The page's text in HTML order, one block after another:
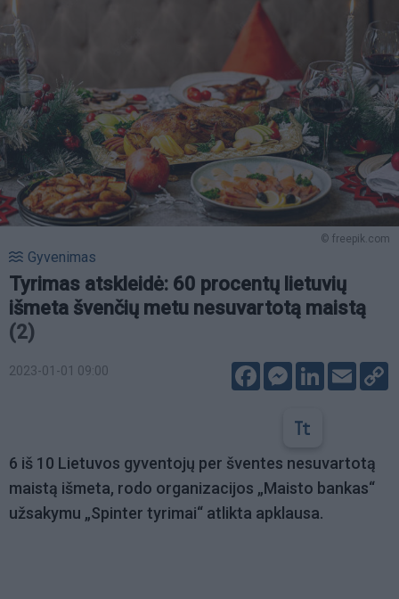
© freepik.com
Gyvenimas
Tyrimas atskleidė: 60 procentų lietuvių
išmeta švenčių metu nesuvartotą maistą
(2)
2023-01-01 09:00 FacebookMessenger
LinkedIn
Email
6 iš 10 Lietuvos gyventojų per šventes nesuvartotą
maistą išmeta, rodo organizacijos „Maisto bankas“
užsakymu „Spinter tyrimai“ atlikta apklausa.